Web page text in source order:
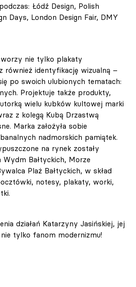
Łódź Design, Polish
Days, London Design Fair, DMY
nie tylko plakaty
również identyfikację wizualną –
po swoich ulubionych tematach:
Projektuje także produkty,
wielu kubków kultowej marki
z kolegą Kubą Drzastwą
Marka założyła sobie
nadmorskich pamiątek.
na rynek zostały
Wydm Bałtyckich, Morze
Plaż Bałtyckich, w skład
notesy, plakaty, worki,
działań Katarzyny Jasińskiej, jej
tylko fanom modernizmu!